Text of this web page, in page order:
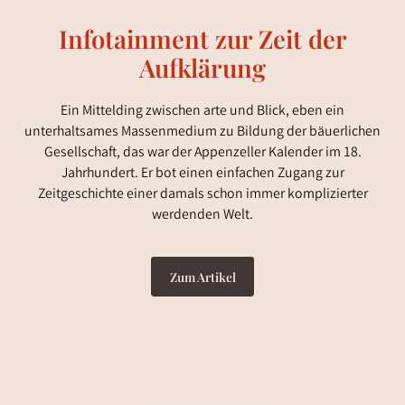
Infotainment zur Zeit der
Aufklärung
Ein Mittelding zwischen arte und Blick, eben ein
unterhaltsames Massenmedium zu Bildung der bäuerlichen
Gesellschaft, das war der Appenzeller Kalender im 18.
Jahrhundert. Er bot einen einfachen Zugang zur
Zeitgeschichte einer damals schon immer komplizierter
werdenden Welt.
Zum Artikel